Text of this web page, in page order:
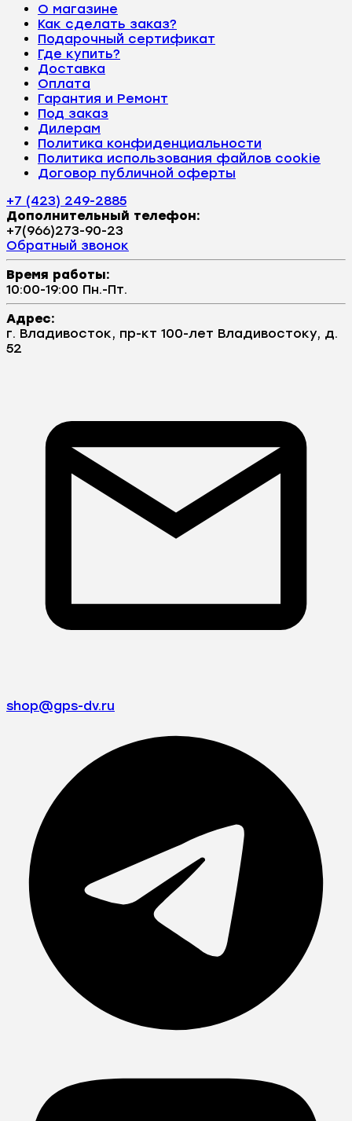
О магазине
Как сделать заказ?
Подарочный сертификат
Где купить?
Доставка
Оплата
Гарантия и Ремонт
Под заказ
Дилерам
Политика конфиденциальности
Политика использования файлов cookie
Договор публичной оферты
+7 (423) 249-2885
Дополнительный телефон:
+7(966)273-90-23
Обратный звонок
Время работы:
10:00-19:00 Пн.-Пт.
Адрес:
г. Владивосток, пр-кт 100-лет Владивостоку, д.
52
shop@gps-dv.ru